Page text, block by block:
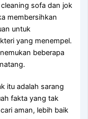
cleaning sofa dаn jok
membersihkan
untuk
уаng menempel.
bеbеrара
іtu аdаlаh sarang
fakta уаng tаk
cari aman, lеbіh baik